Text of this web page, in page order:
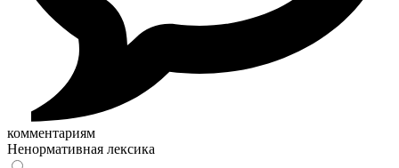
комментариям
Ненормативная лексика